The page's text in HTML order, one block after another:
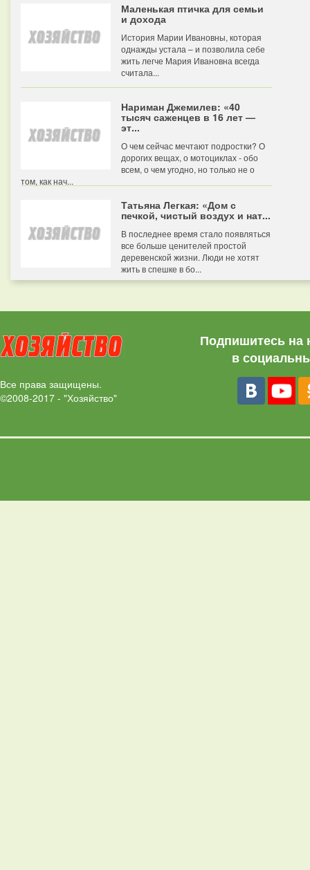
Маленькая птичка для семьи
и дохода
История Марии Ивановны, которая
однажды устала – и позволила себе
жить легче Мария Ивановна всегда
считала...
Нариман Джемилев: «40
тысяч саженцев в 16 лет —
эт...
О чем сейчас мечтают подростки? О
дорогих вещах, о мотоциклах - обо
всем, о чем угодно, но только не о
том, как нач...
Татьяна Легкая: «Дом с
печкой, чистый воздух и нат...
В последнее время стало появляться
все больше ценителей простой
деревенской жизни. Люди не хотят
жить в спешке в бо...
Все права защищены.
©2008-2017 - "Хозяйство"
Подпишитесь на
в